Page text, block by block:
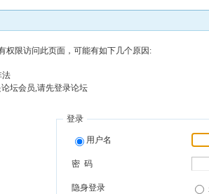
权限访问此页面，可能有如下几个原因:
法
坛会员,请先登录论坛
登录
用户名
密 码
隐身登录